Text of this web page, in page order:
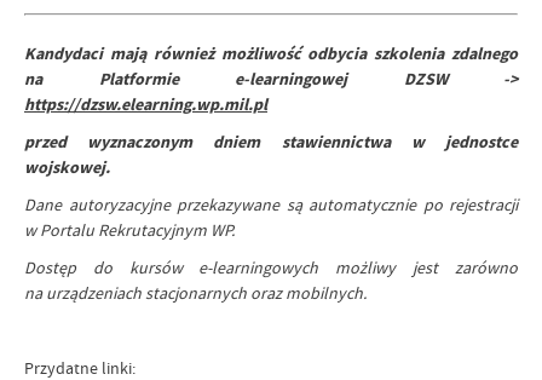
Kandydaci mają również możliwość odbycia szkolenia zdalnego
na Platformie e-learningowej DZSW ->
https://dzsw.elearning.wp.mil.pl
przed wyznaczonym dniem stawiennictwa w jednostce
wojskowej.
Dane autoryzacyjne przekazywane są automatycznie po rejestracji
w Portalu Rekrutacyjnym WP.
Dostęp do kursów e-learningowych możliwy jest zarówno
na urządzeniach stacjonarnych oraz mobilnych.
Przydatne linki: